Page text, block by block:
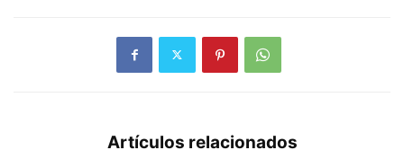
Artículos relacionados